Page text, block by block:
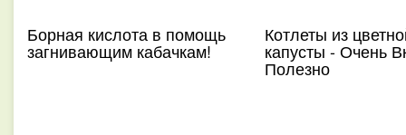
Борная кислота в помощь
загнивающим кабачкам!
Котлеты из
капусты - Очень
Полезно